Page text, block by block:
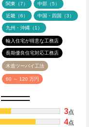
関東（7） 中部（5）
近畿（6） 中国・四国（3）
九州・沖縄（1）
輸入住宅が得意な工務店
長期優良住宅対応工務店
木造ツーバイ工法
60 ～ 120 万円
3点
4点